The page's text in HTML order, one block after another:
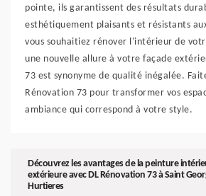
pointe, ils garantissent des résultats
esthétiquement plaisants et résistants
vous souhaitiez rénover l'intérieur de
une nouvelle allure à votre façade
73 est synonyme de qualité inégalée.
Rénovation 73 pour transformer vos
ambiance qui correspond à votre style.
Découvrez les avantages de la peinture
extérieure avec DL Rénovation 73 à Saint
Hurtieres